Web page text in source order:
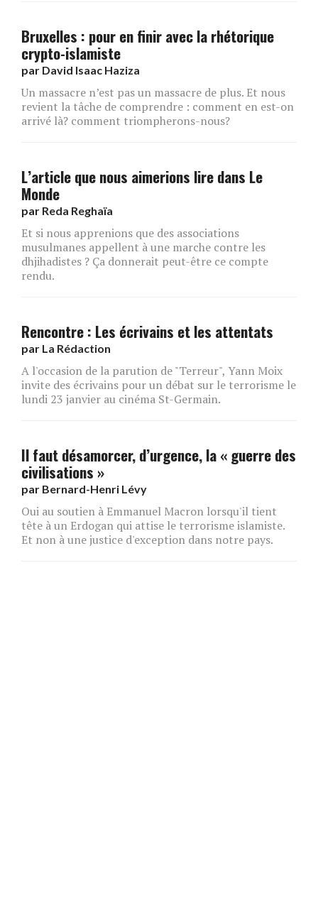
Bruxelles : pour en finir avec la rhétorique
crypto-islamiste
par David Isaac Haziza
Un massacre n’est pas un massacre de plus. Et nous
revient la tâche de comprendre : comment en est-on
arrivé là? comment triompherons-nous?
L’article que nous aimerions lire dans Le
Monde
par Reda Reghaïa
Et si nous apprenions que des associations
musulmanes appellent à une marche contre les
dhjihadistes ? Ça donnerait peut-être ce compte
rendu.
Rencontre : Les écrivains et les attentats
par La Rédaction
A l'occasion de la parution de "Terreur", Yann Moix
invite des écrivains pour un débat sur le terrorisme le
lundi 23 janvier au cinéma St-Germain.
Il faut désamorcer, d’urgence, la « guerre des
civilisations »
par Bernard-Henri Lévy
Oui au soutien à Emmanuel Macron lorsqu'il tient
tête à un Erdogan qui attise le terrorisme islamiste.
Et non à une justice d'exception dans notre pays.